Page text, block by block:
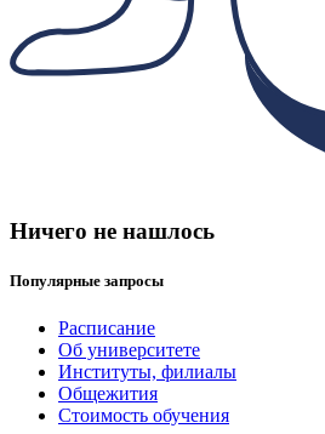
Ничего не нашлось
Популярные запросы
Расписание
Об университете
Институты, филиалы
Общежития
Стоимость обучения